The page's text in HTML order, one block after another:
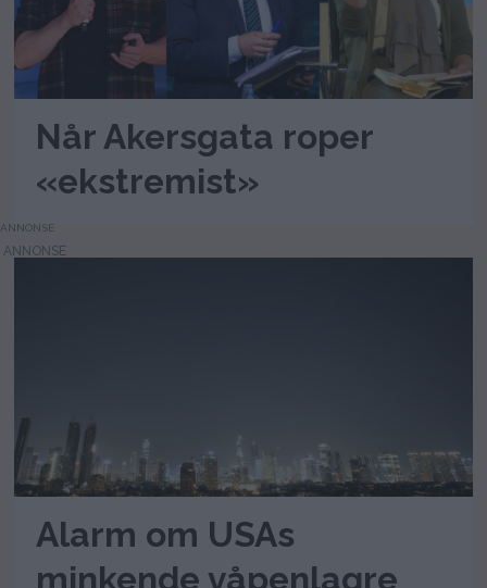
Når Akersgata roper
«ekstremist»
ANNONSE
Alarm om USAs
minkende våpenlagre